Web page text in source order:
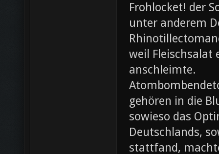
Frohlocket! der
unter anderem
weil Fleischsalat
anschleimte.
gehören in die
sowieso das
Deutschlands,
stattfand,